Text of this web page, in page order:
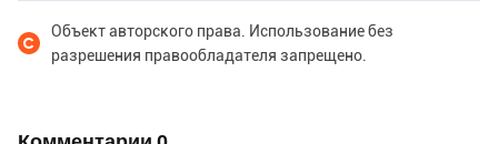
Объект авторского права. Использование без
разрешения правообладателя запрещено.